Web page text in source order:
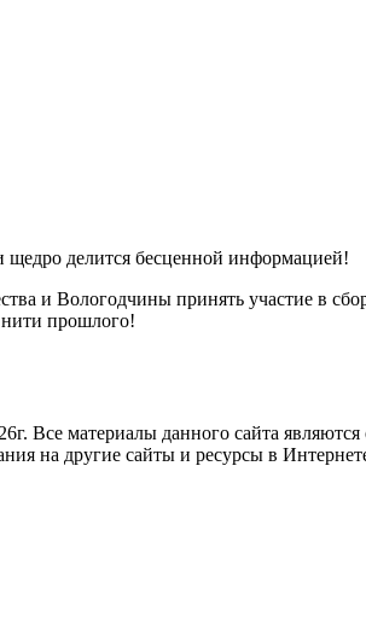
делится бесценной информацией!
и Вологодчины принять участие в
нити прошлого!
Все материалы данного сайта
на другие сайты и ресурсы в